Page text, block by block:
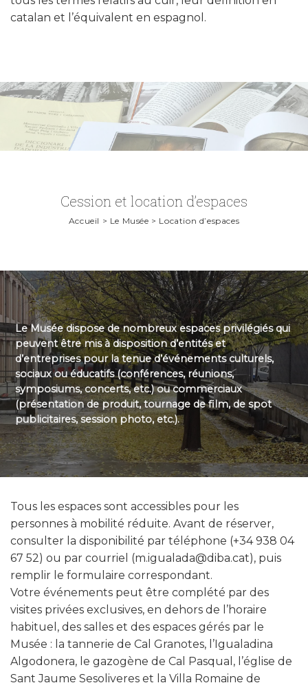
catalan et l’équivalent en espagnol.
Cession et location d’espaces
Accueil > Le Musée > Location d’espaces
Le Musée dispose de nombreux espaces privilégiés qui
peuvent être mis à disposition d’entités et
d’entreprises pour la tenue d’événements culturels,
sociaux ou éducatifs (conférences, réunions,
symposiums, concerts, etc.) ou commerciaux
(présentation de produit, tournage de film, de spot
publicitaires, session photo, etc.).
Tous les espaces sont accessibles pour les
personnes à mobilité réduite. Avant de réserver,
consulter la disponibilité par téléphone (+34 938 04
67 52) ou par courriel (m.igualada@diba.cat), puis
remplir le formulaire correspondant.
Votre événements peut être complété par des
visites privées exclusives, en dehors de l’horaire
habituel, des salles et des espaces gérés par le
Musée : la tannerie de Cal Granotes, l’Igualadina
Algodonera, le gazogène de Cal Pasqual, l’église de
Sant Jaume Sesoliveres et la Villa Romaine de